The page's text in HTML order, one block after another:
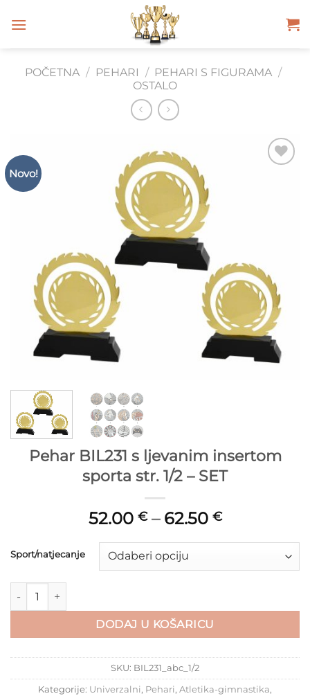
POČETNA / PEHARI / PEHARI S FIGURAMA /
OSTALO
Novo!
Pehar BIL231 s ljevanim insertom
sporta str. 1/2 – SET
52.00 €– 62.50 €
Sport/natjecanje
Pehar BIL231 s ljevanim insertom sporta str. 1/2 - SET količina
DODAJ U KOŠARICU
SKU: BIL231_abc_1/2
Kategorije: Univerzalni, Pehari, Atletika-gimnastika,